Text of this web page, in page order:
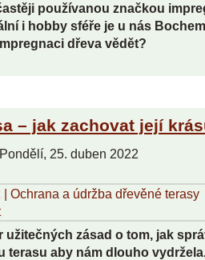
používanou značkou
i hobby sféře je u nás
dřeva vědět?
– jak zachovat její
Pondělí, 25. duben 2022
užitečných zásad o tom, jak
terasu aby nám dlouho